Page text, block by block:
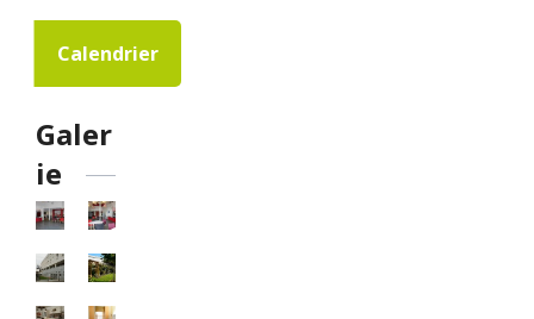
Calendrier
Galer
ie